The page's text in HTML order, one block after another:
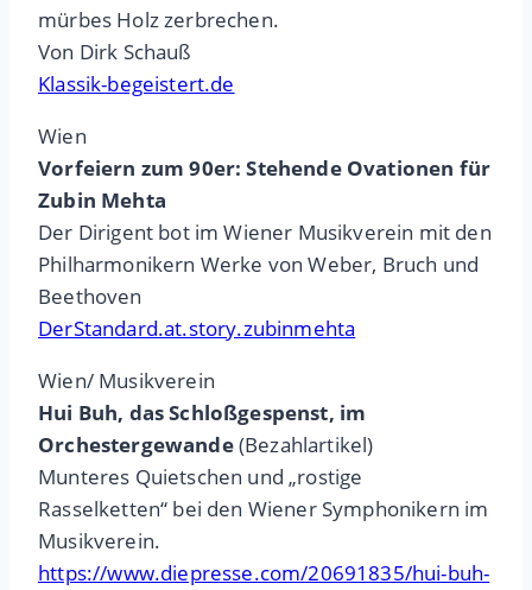
mürbes Holz zerbrechen.
Von Dirk Schauß
Klassik-begeistert.de
Wien
Vorfeiern zum 90er: Stehende Ovationen für
Zubin Mehta
Der Dirigent bot im Wiener Musikverein mit den
Philharmonikern Werke von Weber, Bruch und
Beethoven
DerStandard.at.story.zubinmehta
Wien/ Musikverein
Hui Buh, das Schloßgespenst, im
Orchestergewande(Bezahlartikel)
Munteres Quietschen und „rostige
Rasselketten“ bei den Wiener Symphonikern im
Musikverein.
https://www.diepresse.com/20691835/hui-buh-